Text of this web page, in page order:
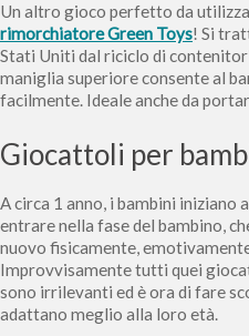
Un altro gioco perfetto da
rimorchiatore Green Toys! Si
Stati Uniti dal riciclo di
maniglia superiore consente al
facilmente. Ideale anche da
Giocattoli per
A circa 1 anno, i bambini iniziano
entrare nella fase del bambino,
nuovo fisicamente,
Improvvisamente tutti quei
sono irrilevanti ed è ora di fare
adattano meglio alla loro età.